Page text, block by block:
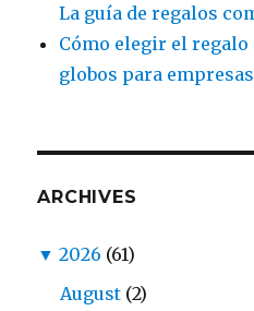
La guía de regalos
Cómo elegir el
globos para
ARCHIVES
▼ 2026 (61)
August (2)